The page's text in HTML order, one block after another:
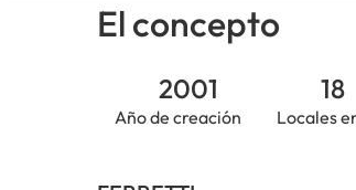
El concepto
Año de creación
2001
Locales
18